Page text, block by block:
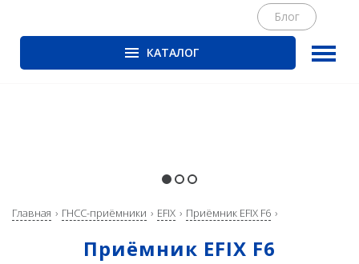
Блог
КАТАЛОГ
Spectra Precision
Руснавгеосеть
Главная ГНСС-приёмники EFIX Приёмник EFIX F6
Приёмник EFIX F6